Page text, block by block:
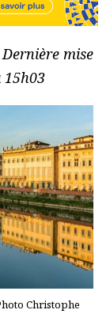
mise
15h03
Christophe